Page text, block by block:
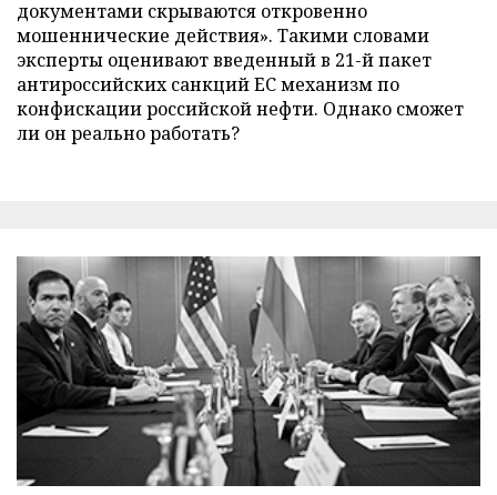
документами скрываются откровенно
мошеннические действия». Такими словами
эксперты оценивают введенный в 21-й пакет
антироссийских санкций ЕС механизм по
конфискации российской нефти. Однако сможет
ли он реально работать?